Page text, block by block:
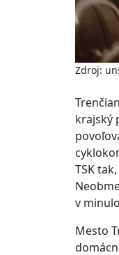
Zdroj:
krajský
TSK
v
Mesto